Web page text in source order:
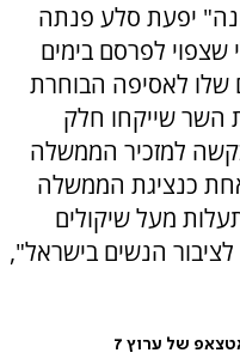
יפעת סלע פנתה
שצפוי לפרסם בימים
10 הנציגים שלו לאסיפה הבוחרת
כנציגות השר שייקחו חלק
למזכיר הממשלה
כנציגת הממשלה
מעל שיקולים
לציבור הנשים בישראל",
של ערוץ 7